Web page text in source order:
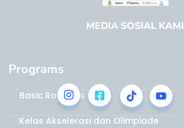
MEDIA SOSIAL KAMI
Programs
Basic Robotics
Kelas Akselerasi dan Olimpiade